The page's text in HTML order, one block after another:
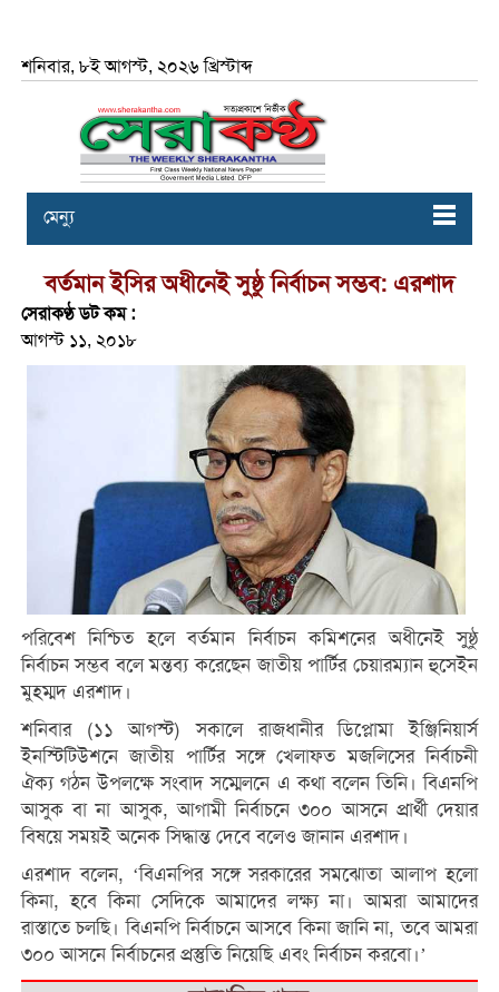
শনিবার, ৮ই আগস্ট, ২০২৬ খ্রিস্টাব্দ
মেন্যু
বর্তমান ইসির অধীনেই সুষ্ঠু নির্বাচন সম্ভব: এরশাদ
সেরাকণ্ঠ ডট কম :
আগস্ট ১১, ২০১৮
পরিবেশ নিশ্চিত হলে বর্তমান নির্বাচন কমিশনের অধীনেই সুষ্ঠু
নির্বাচন সম্ভব বলে মন্তব্য করেছেন জাতীয় পার্টির চেয়ারম্যান হুসেইন
মুহম্মদ এরশাদ।
শনিবার (১১ আগস্ট) সকালে রাজধানীর ডিপ্লোমা ইঞ্জিনিয়ার্স
ইনস্টিটিউশনে জাতীয় পার্টির সঙ্গে খেলাফত মজলিসের নির্বাচনী
ঐক্য গঠন উপলক্ষে সংবাদ সম্মেলনে এ কথা বলেন তিনি। বিএনপি
আসুক বা না আসুক, আগামী নির্বাচনে ৩০০ আসনে প্রার্থী দেয়ার
বিষয়ে সময়ই অনেক সিদ্ধান্ত দেবে বলেও জানান এরশাদ।
এরশাদ বলেন, ‘বিএনপির সঙ্গে সরকারের সমঝোতা আলাপ হলো
কিনা, হবে কিনা সেদিকে আমাদের লক্ষ্য না। আমরা আমাদের
রাস্তাতে চলছি। বিএনপি নির্বাচনে আসবে কিনা জানি না, তবে আমরা
৩০০ আসনে নির্বাচনের প্রস্তুতি নিয়েছি এবং নির্বাচন করবো।’